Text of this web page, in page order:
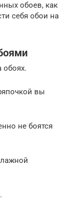
обоев, как
себя обои на
обоях.
вы
не боятся